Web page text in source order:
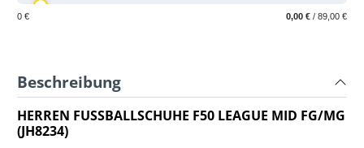
0 € 0,00 € / 89,00 €
Beschreibung
HERREN FUSSBALLSCHUHE F50 LEAGUE MID FG/MG
(JH8234)